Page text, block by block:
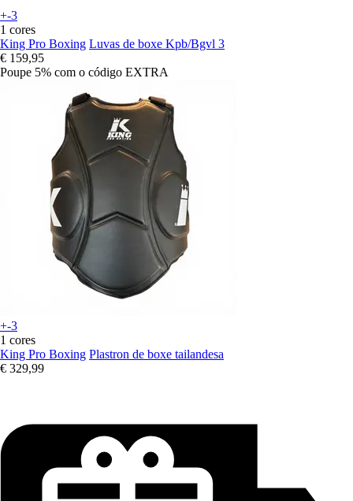
+-3
1 cores
King Pro Boxing Luvas de boxe Kpb/Bgvl 3
€ 159,95
Poupe 5% com o código EXTRA
+-3
1 cores
King Pro Boxing Plastron de boxe tailandesa
€ 329,99